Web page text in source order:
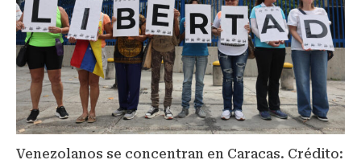
Venezolanos se concentran en Caracas. Crédito: